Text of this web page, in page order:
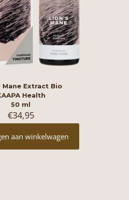
Mane Extract Bio
Health
50 ml
€34,95
aan winkelwagen